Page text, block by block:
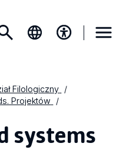
Filologiczny
Projektów
systems